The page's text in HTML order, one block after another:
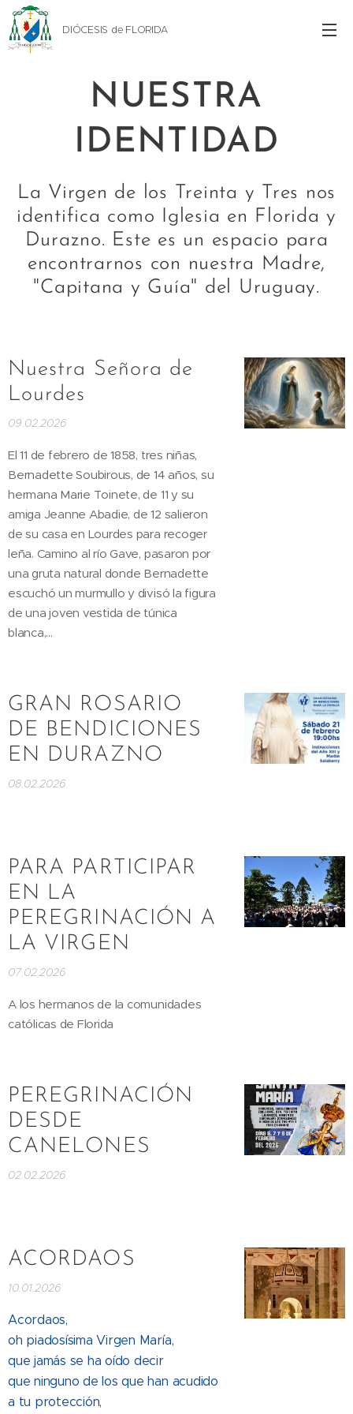
DIÓCESIS de FLORIDA
NUESTRA
IDENTIDAD
La Virgen de los Treinta y Tres nos
identifica como Iglesia en Florida y
Durazno. Este es un espacio para
encontrarnos con nuestra Madre,
"Capitana y Guía" del Uruguay.
Nuestra Señora de
Lourdes
09.02.2026
El 11 de febrero de 1858, tres niñas,
Bernadette Soubirous, de 14 años, su
hermana Marie Toinete, de 11 y su
amiga Jeanne Abadie, de 12 salieron
de su casa en Lourdes para recoger
leña. Camino al río Gave, pasaron por
una gruta natural donde Bernadette
escuchó un murmullo y divisó la figura
de una joven vestida de túnica
blanca,...
GRAN ROSARIO
DE BENDICIONES
EN DURAZNO
08.02.2026
PARA PARTICIPAR
EN LA
PEREGRINACIÓN A
LA VIRGEN
07.02.2026
A los hermanos de la comunidades
católicas de Florida
PEREGRINACIÓN
DESDE
CANELONES
02.02.2026
ACORDAOS
10.01.2026
Acordaos,
oh piadosísima Virgen María,
que jamás se ha oído decir
que ninguno de los que han acudido
a tu protección,